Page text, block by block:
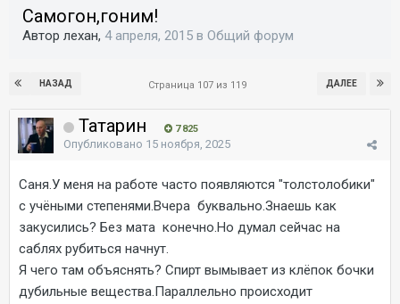
Самогон,гоним!
Автор лехан, 4 апреля, 2015 в Общий форум
НАЗАД ДАЛЕЕ
Страница 107 из 119
Татарин 7 825
Опубликовано 15 ноября, 2025
Саня.У меня на работе часто появляются "толстолобики"
с учёными степенями.Вчера буквально.Знаешь как
закусились? Без мата конечно.Но думал сейчас на
саблях рубиться начнут.
Я чего там объяснять? Спирт вымывает из клёпок бочки
дубильные вещества.Параллельно происходит